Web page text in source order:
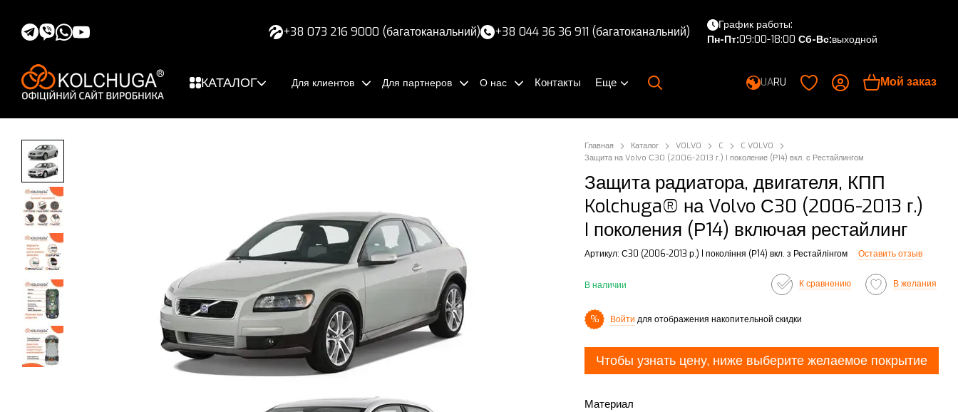
+38 073 216 9000 (багатоканальний) +38 044 36 36 911 (багатоканальний)
График работы:
Пн-Пт:09:00-18:00 Сб-Вс:выходной
КАТАЛОГ Для клиентов Для партнеров О нас Контакты Еще UARU Мой заказ
Главная Каталог VOLVO C
C VOLVO
Защита на Volvo С30 (2006-2013 г.) I поколение (Р14) вкл. с Рестайлингом
Защита радиатора, двигателя, КПП
Kolchuga® на Volvo С30 (2006-2013 г.)
I поколения (Р14) включая рестайлинг
Артикул: С30 (2006-2013 р.) I покоління (Р14) вкл. з Рестайлінгом Оставить отзыв
В наличии К сравнению В желания
% Войти для отображения накопительной скидки
Чтобы узнать цену, ниже выберите желаемое покрытие
Материал